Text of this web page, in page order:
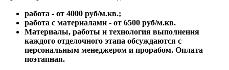
работа - от 4000 руб/м.кв.;
работа с материалами - от 6500 руб/м.кв.
Материалы, работы и технология выполнения
каждого отделочного этапа обсуждаются с
персональным менеджером и прорабом. Оплата
поэтапная.